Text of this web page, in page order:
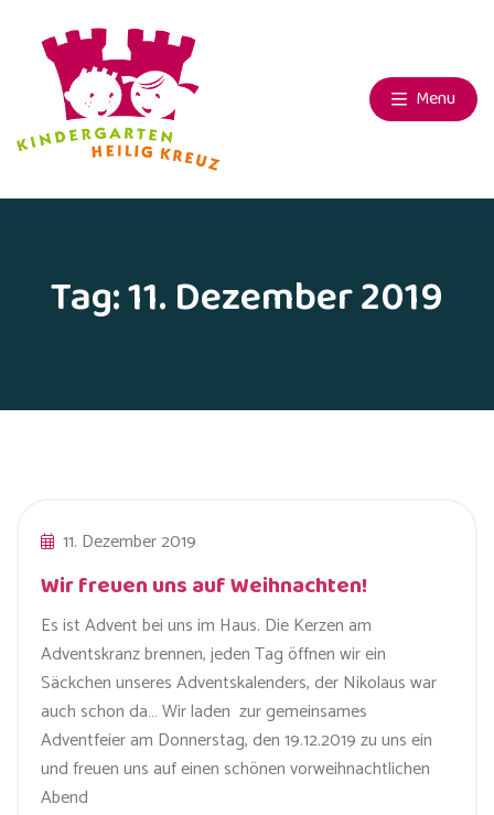
Menu
Tag:11. Dezember 2019
11. Dezember 2019
Wir freuen uns auf Weihnachten!
Es ist Advent bei uns im Haus. Die Kerzen am
Adventskranz brennen, jeden Tag öffnen wir ein
Säckchen unseres Adventskalenders, der Nikolaus war
auch schon da… Wir laden zur gemeinsames
Adventfeier am Donnerstag, den 19.12.2019 zu uns ein
und freuen uns auf einen schönen vorweihnachtlichen
Abend